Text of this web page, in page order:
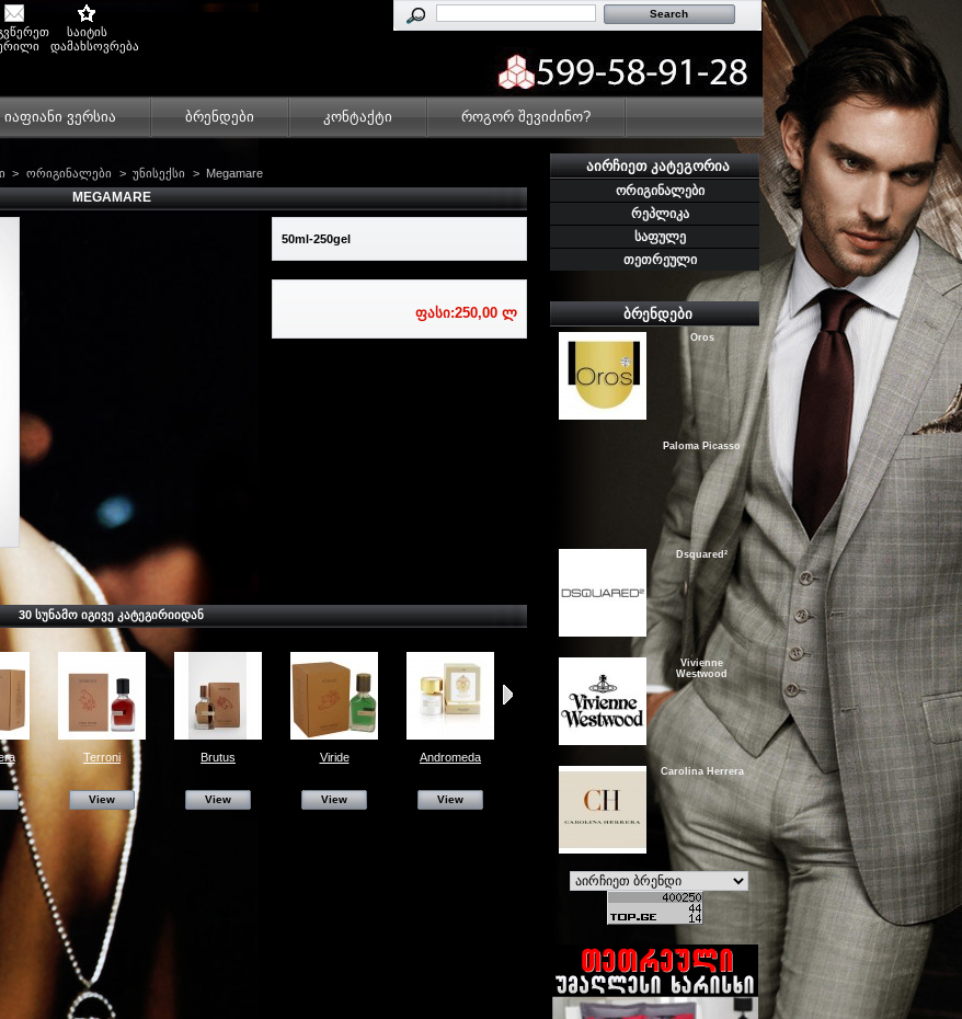
საიტის
დამახსოვრება
იაფიანი ვერსია ბრენდები კონტაქტი როგორ შევიძინო?
> ორიგინალები > უნისექსი > Megamare
MEGAMARE
50ml-250gel
ფასი:250,00 ლ
30 ᲡᲣᲜᲐᲛᲝ ᲘᲒᲘᲕᲔ ᲙᲐᲢᲔᲒᲘᲠᲘᲘᲓᲐᲜ
Terroni
View
Brutus
View
Viride
View
Andromeda
View
Another 13 Bergamote 22
View
Ganymede
View
ᲐᲘᲠᲩᲘᲔᲗ ᲙᲐᲢᲔᲒᲝᲠᲘᲐ
ორიგინალები
რეპლიკა
საფულე
თეთრეული
ᲑᲠᲔᲜᲓᲔᲑᲘ
Van Cleef & Arpels
Amouage
Oros
Paloma Picasso
Dsquared²
Vivienne
Westwood
Carolina Herrera
Gres